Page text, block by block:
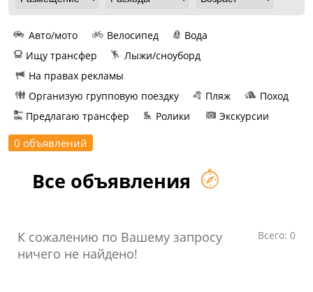
Авто/мото Велосипед
Вода
Ищу трансфер
Лыжи/сноуборд
На правах рекламы
Организую групповую поездку
Пляж
Поход
Предлагаю трансфер
Ролики Экскурсии
Все объявления
Всего: 0
0 объявлений
К сожалению по Вашему запросу
ничего не найдено!